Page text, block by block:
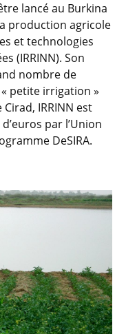
lancé au Burkina
production agricole
et technologies
(IRRINN). Son
nombre de
petite irrigation »
IRRINN est
par l’Union
DeSIRA.